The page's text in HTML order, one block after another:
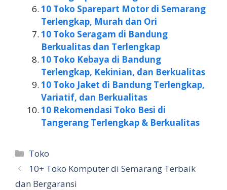
10 Toko Sparepart Motor di Semarang
Terlengkap, Murah dan Ori
10 Toko Seragam di Bandung
Berkualitas dan Terlengkap
10 Toko Kebaya di Bandung
Terlengkap, Kekinian, dan Berkualitas
10 Toko Jaket di Bandung Terlengkap,
Variatif, dan Berkualitas
10 Rekomendasi Toko Besi di
Tangerang Terlengkap & Berkualitas
Kategori
Toko
10+ Toko Komputer di Semarang Terbaik
dan Bergaransi